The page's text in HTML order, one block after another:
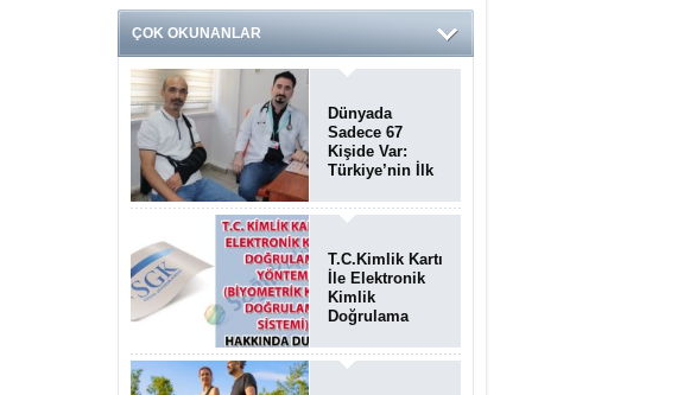
ÇOK OKUNANLAR
Dünyada
Sadece 67
Kişide Var:
Türkiye’nin İlk
Sendromu
Vakası
Teşhis Edildi
T.C.Kimlik Kartı
İle Elektronik
Kimlik
Doğrulama
(Biyometrik
Kimlik